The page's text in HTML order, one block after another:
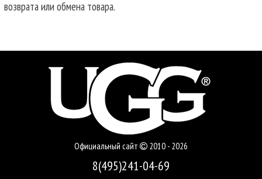
возврата или обмена товара.
Официальный сайт 2010 - 2026
8(495)241-04-69